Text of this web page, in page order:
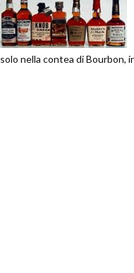
solo nella contea di Bourbon,